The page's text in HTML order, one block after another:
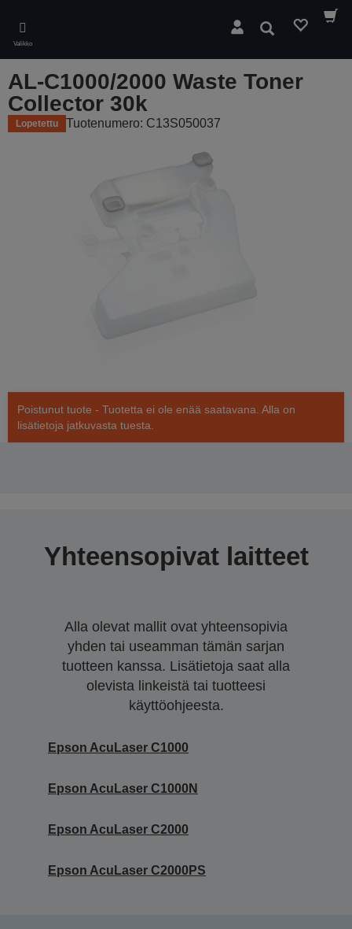
main
content
Valikko
Hae
AL-C1000/2000 Waste Toner
Collector 30k
Lopetettu Tuotenumero: C13S050037
Poistunut tuote - Tuotetta ei ole enää saatavana. Alla on
lisätietoja jatkuvasta tuesta.
Yhteensopivat laitteet
Alla olevat mallit ovat yhteensopivia
yhden tai useamman tämän sarjan
tuotteen kanssa. Lisätietoja saat alla
olevista linkeistä tai tuotteesi
käyttöohjeesta.
Epson AcuLaser C1000
Epson AcuLaser C1000N
Epson AcuLaser C2000
Epson AcuLaser C2000PS